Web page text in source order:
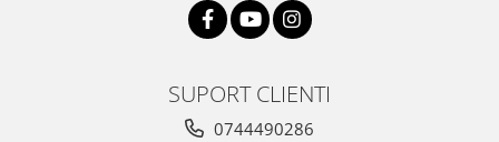
SUPORT CLIENTI
0744490286